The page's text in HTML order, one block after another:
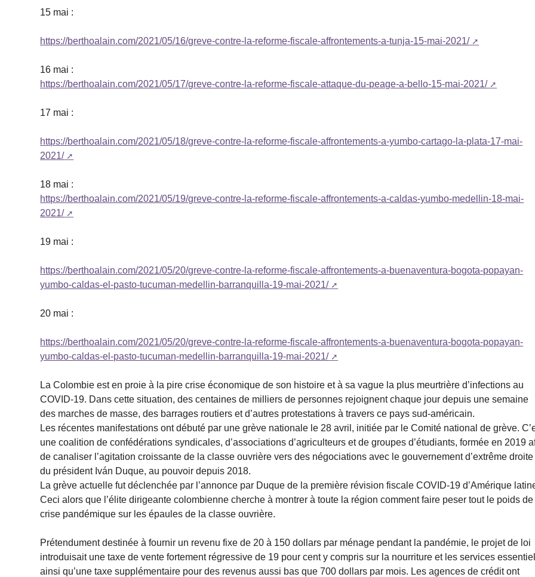
15 mai :
https://berthoalain.com/2021/05/16/greve-contre-la-reforme-fiscale-affrontements-a-tunja-15-mai-2021/
16 mai :
https://berthoalain.com/2021/05/17/greve-contre-la-reforme-fiscale-attaque-du-peage-a-bello-15-mai-2021/
17 mai :
https://berthoalain.com/2021/05/18/greve-contre-la-reforme-fiscale-affrontements-a-yumbo-cartago-la-plata-17-mai-
2021/
18 mai :
https://berthoalain.com/2021/05/19/greve-contre-la-reforme-fiscale-affrontements-a-caldas-yumbo-medellin-18-mai-
2021/
19 mai :
https://berthoalain.com/2021/05/20/greve-contre-la-reforme-fiscale-affrontements-a-buenaventura-bogota-popayan-
yumbo-caldas-el-pasto-tucuman-medellin-barranquilla-19-mai-2021/
20 mai :
https://berthoalain.com/2021/05/20/greve-contre-la-reforme-fiscale-affrontements-a-buenaventura-bogota-popayan-
yumbo-caldas-el-pasto-tucuman-medellin-barranquilla-19-mai-2021/
La Colombie est en proie à la pire crise économique de son histoire et à sa vague la plus meurtrière d’infections au
COVID-19. Dans cette situation, des centaines de milliers de personnes rejoignent chaque jour depuis une semaine
des marches de masse, des barrages routiers et d’autres protestations à travers ce pays sud-américain.
Les récentes manifestations ont débuté par une grève nationale le 28 avril, initiée par le Comité national de grève.
une coalition de confédérations syndicales, d’associations d’agriculteurs et de groupes d’étudiants, formée en 2019
de canaliser l’agitation croissante de la classe ouvrière vers des négociations avec le gouvernement d’extrême droite
du président Iván Duque, au pouvoir depuis 2018.
La grève actuelle fut déclenchée par l’annonce par Duque de la première révision fiscale COVID-19 d’Amérique
Ceci alors que l’élite dirigeante colombienne cherche à montrer à toute la région comment faire peser tout le poids
crise pandémique sur les épaules de la classe ouvrière.
Prétendument destinée à fournir un revenu fixe de 20 à 150 dollars par ménage pendant la pandémie, le projet de loi
introduisait une taxe de vente fortement régressive de 19 pour cent y compris sur la nourriture et les services
ainsi qu’une taxe supplémentaire pour des revenus aussi bas que 700 dollars par mois. Les agences de crédit ont